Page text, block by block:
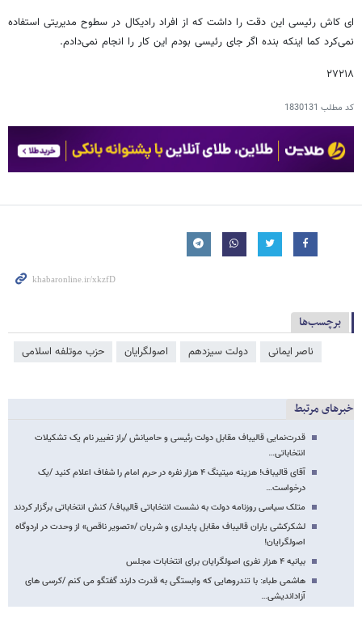
ای کاش رئیسی این دقت را داشت که از افراد رادیکال در سطوح مدیریتی استفاده
نمی‌کرد کما اینکه بنده اگر جای رئیسی بودم این کار را انجام نمی‌دادم.
۲۷۲۱۸
کد مطلب 1830131
برچسب‌ها
ناصر ایمانی دولت سیزدهم اصولگرایان حزب موتلفه اسلامی
خبرهای مرتبط
قدرت‌نمایی قالیباف مقابل دولت رئیسی و حامیانش /راز تغییر نام یک تشکیلات
انتخاباتی…
آقای قالیباف! هزینه میتینگ ۴ هزار نفره در حرم امام را شفاف اعلام کنید /یک
درخواست…
متلک سیاسی روزنامه دولت به نشست انتخاباتی قالیباف/ کنش انتخاباتی برگزار کردند
لشکرکشی یاران قالیباف مقابل پایداری و شریان /«تصویر ناقص» از وحدت در اردوگاه
اصولگرایان!
بیانیه ۴ هزار نفری اصولگرایان برای انتخابات مجلس
هاشمی طباء: با تندروهایی که وابستگی به قدرت دارند گفتگو می کنم /کرسی های
آزاداندیشی…